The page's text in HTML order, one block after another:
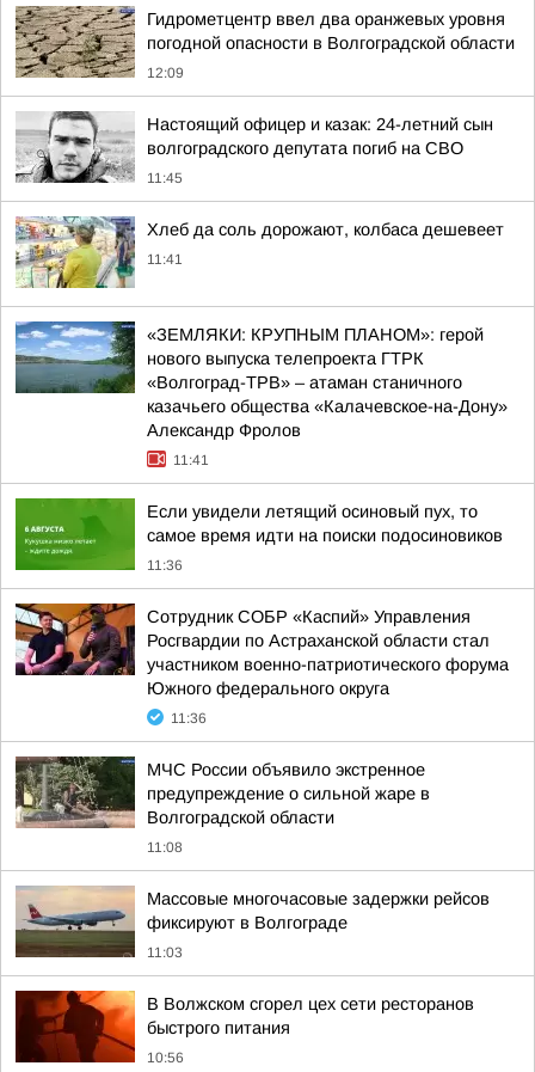
Гидрометцентр ввел два оранжевых уровня
погодной опасности в Волгоградской области
12:09
Настоящий офицер и казак: 24-летний сын
волгоградского депутата погиб на СВО
11:45
Хлеб да соль дорожают, колбаса дешевеет
11:41
«ЗЕМЛЯКИ: КРУПНЫМ ПЛАНОМ»: герой
нового выпуска телепроекта ГТРК
«Волгоград-ТРВ» – атаман станичного
казачьего общества «Калачевское-на-Дону»
Александр Фролов
11:41
Если увидели летящий осиновый пух, то
самое время идти на поиски подосиновиков
11:36
Сотрудник СОБР «Каспий» Управления
Росгвардии по Астраханской области стал
участником военно-патриотического форума
Южного федерального округа
11:36
МЧС России объявило экстренное
предупреждение о сильной жаре в
Волгоградской области
11:08
Массовые многочасовые задержки рейсов
фиксируют в Волгограде
11:03
В Волжском сгорел цех сети ресторанов
быстрого питания
10:56